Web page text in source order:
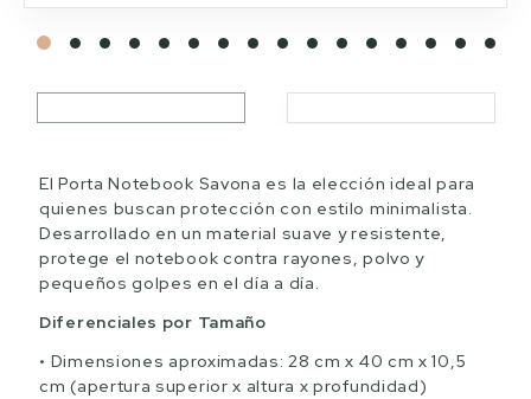
El Porta Notebook Savona es la elección ideal para
quienes buscan protección con estilo minimalista.
Desarrollado en un material suave y resistente,
protege el notebook contra rayones, polvo y
pequeños golpes en el día a día.
Diferenciales por Tamaño
Dimensiones aproximadas: 28 cm x 40 cm x 10,5
cm (apertura superior x altura x profundidad)